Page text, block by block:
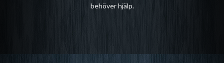
behöver hjälp.